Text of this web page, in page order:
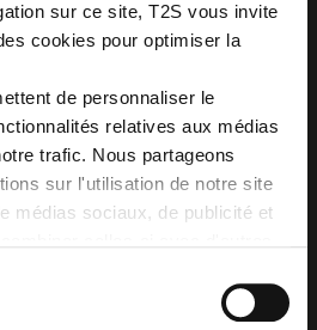
sur ce site, T2S vous invite
cookies pour optimiser la
de personnaliser le
relatives aux médias
trafic. Nous partageons
sur l'utilisation de notre site
médias sociaux, de publicité et
de leurs services.
- B.P. 20930
CEDEX - France
(0)4 77 53 05 05
nous !
Plan d'accès